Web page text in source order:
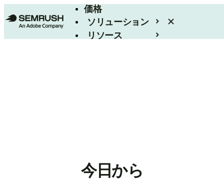
価格
ソリューション
リソース
今日から